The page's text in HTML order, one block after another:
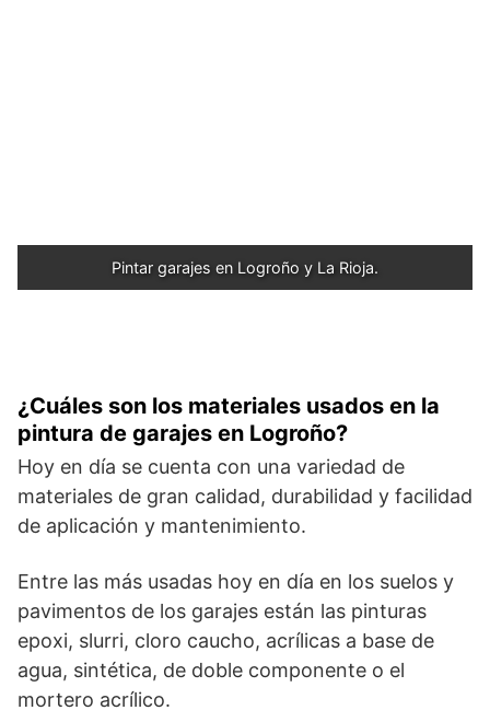
Pintar garajes en Logroño y La Rioja.
¿Cuáles son los materiales usados en la
pintura de garajes en Logroño?
Hoy en día se cuenta con una variedad de
materiales de gran calidad, durabilidad y facilidad
de aplicación y mantenimiento.
Entre las más usadas hoy en día en los suelos y
pavimentos de los garajes están las pinturas
epoxi, slurri, cloro caucho, acrílicas a base de
agua, sintética, de doble componente o el
mortero acrílico.